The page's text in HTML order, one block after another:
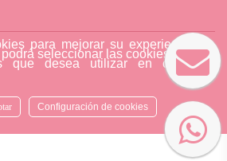
para mejorar su experiencia de
seleccionar las cookies nuestra
que desea utilizar en cualquier
Configuración de cookies